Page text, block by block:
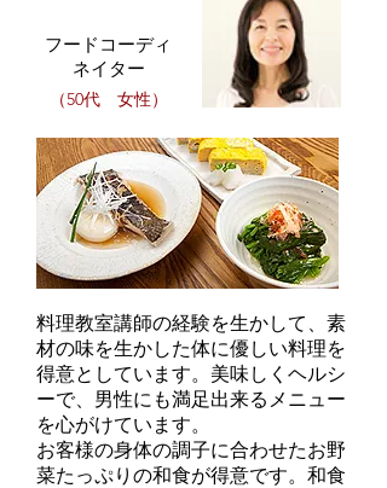
フードコーディ
ネイター
（50代 女性）
料理教室講師の経験を生かして、素
材の味を生かした体に優しい料理を
得意としています。美味しくヘルシ
ーで、男性にも満足出来るメニュー
を心がけています。
お客様の身体の調子に合わせたお野
菜たっぷりの和食が得意です。和食